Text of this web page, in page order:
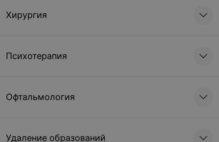
Хирургия
Психотерапия
Офтальмология
Удаление образований